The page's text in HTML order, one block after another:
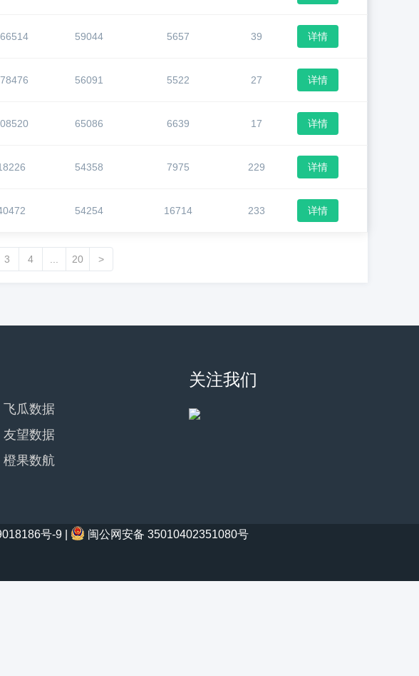
59044 5657 39 详情
56091 5522 27 详情
65086 6639 17 详情
54358 7975 229 详情
54254 16714 233 详情
3 4 20 >
飞瓜数据
友望数据
橙果数航
关注我们
号-9 闽公网安备 35010402351080号